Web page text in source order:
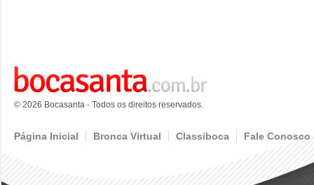
© 2026 Bocasanta - Todos os direitos reservados.
Página Inicial Bronca Virtual Classiboca Fale Conosco